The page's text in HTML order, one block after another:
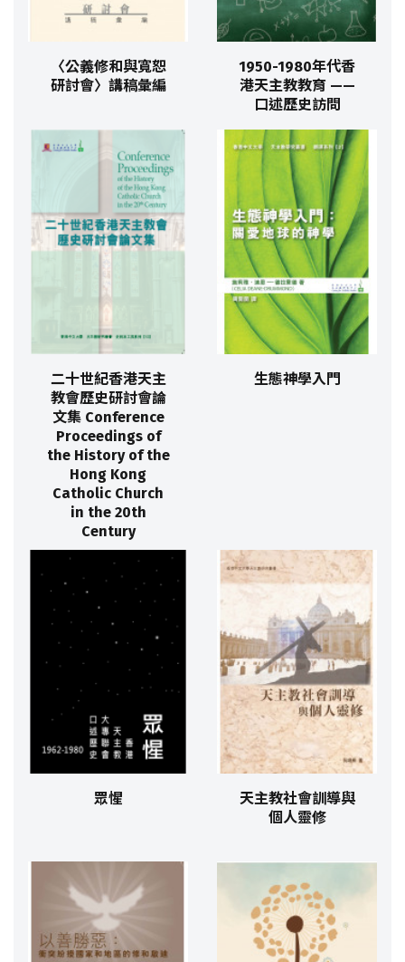
〈公義修和與寬恕
研討會〉講稿彙編
1950-1980年代香
港天主教教育 ——
口述歷史訪問
二十世紀香港天主
教會歷史研討會論
文集 Conference
Proceedings of
the History of the
Hong Kong
Catholic Church
in the 20th
Century
生態神學入門
眾惺
天主教社會訓導與
個人靈修